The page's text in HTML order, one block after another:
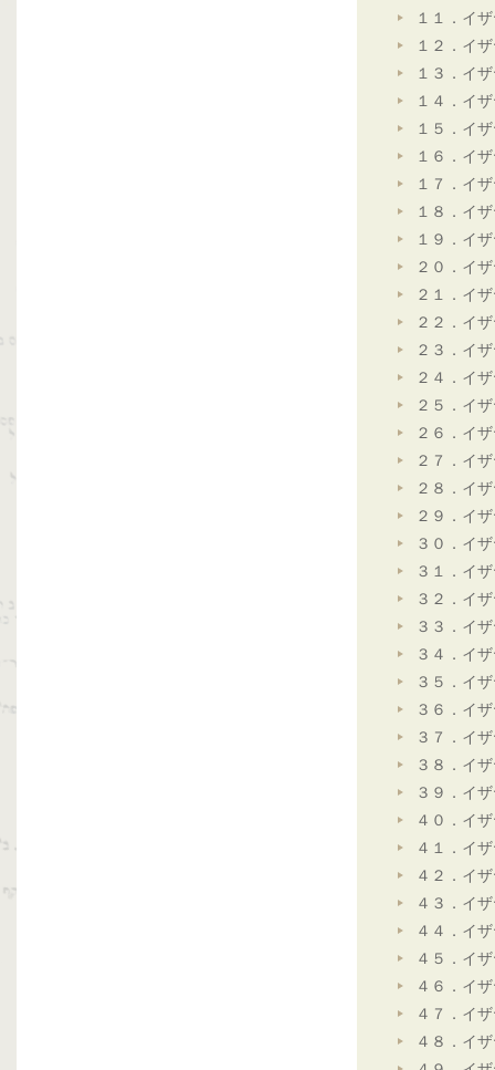
１１．イ
１２．イ
１３．イ
１４．イ
１５．イ
１６．イ
１７．イ
１８．イ
１９．イ
２０．イ
２１．イ
２２．イ
２３．イ
２４．イ
２５．イ
２６．イ
２７．イ
２８．イ
２９．イ
３０．イ
３１．イ
３２．イ
３３．イ
３４．イ
３５．イ
３６．イ
３７．イ
３８．イ
３９．イ
４０．イ
４１．イ
４２．イ
４３．イ
４４．イ
４５．イ
４６．イ
４７．イ
４８．イ